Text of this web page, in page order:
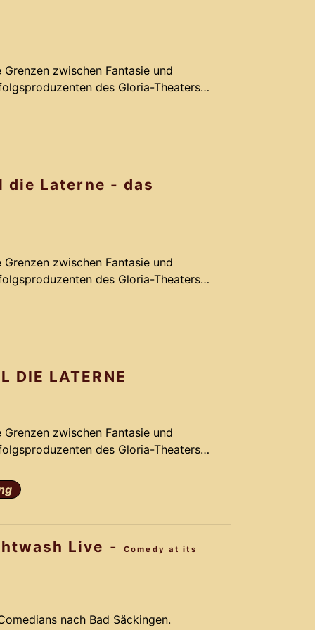
zwischen Fantasie und
des Gloria-Theaters
des Musical LICHTERLOH
und seinem Team ein Remake,
die Laterne - das
zwischen Fantasie und
des Gloria-Theaters
des Musical LICHTERLOH
und seinem Team ein Remake,
DIE LATERNE
zwischen Fantasie und
des Gloria-Theaters
des Musical LICHTERLOH
und seinem Team ein Remake,
Live -
Comedy at its
nach Bad Säckingen.